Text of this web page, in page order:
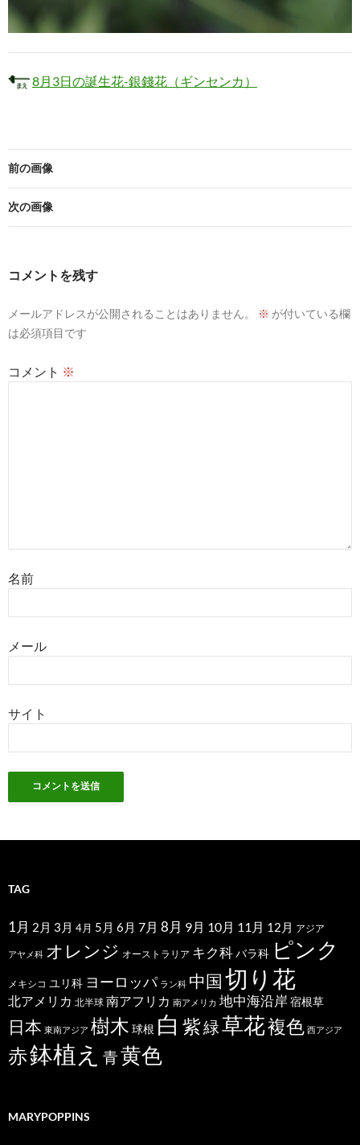
8月3日の誕生花-銀錢花（ギンセンカ）
前の画像
次の画像
コメントを残す
メールアドレスが公開されることはありません。 ※ が付いている欄
は必須項目です
コメント ※
名前
メール
サイト
TAG
1月 2月 3月 4月 5月 6月 7月 8月 9月 10月 11月 12月 アジア
アヤメ科 オレンジ オーストラリア キク科バラ科 ピンク
メキシコ ユリ科 ヨーロッパ ラン科 中国切り花
北アメリカ 北半球 南アフリカ 南アメリカ 地中海沿岸 宿根草
日本 東南アジア 樹木 球根 白 紫緑草花複色 西アジア
赤鉢植え 青黄色
MARYPOPPINS